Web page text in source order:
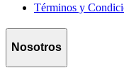
Términos y
Nosotros